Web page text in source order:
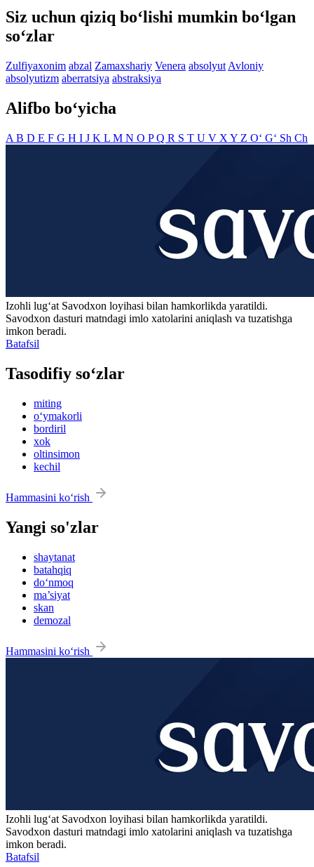
Siz uchun qiziq bo‘lishi mumkin bo‘lgan
so‘zlar
Zulfiyaxonim abzal Zamaxshariy Venera absolyut Avloniy
absolyutizm aberratsiya abstraksiya
Alifbo bo‘yicha
A B D E F G H I J K L M N O PQ R S T U V X Y Z O‘ G‘ Sh Ch
Izohli lugʻat Savodxon loyihasi bilan hamkorlikda yaratildi.
Savodxon dasturi matndagi imlo xatolarini aniqlash va tuzatishga
imkon beradi.
Batafsil
Tasodifiy so‘zlar
miting
o‘ymakorli
bordiril
xok
oltinsimon
kechil
Hammasini ko‘rish
Yangi so'zlar
shaytanat
batahqiq
do‘nmoq
ma’siyat
skan
demozal
Hammasini ko‘rish
Izohli lugʻat Savodxon loyihasi bilan hamkorlikda yaratildi.
Savodxon dasturi matndagi imlo xatolarini aniqlash va tuzatishga
imkon beradi.
Batafsil